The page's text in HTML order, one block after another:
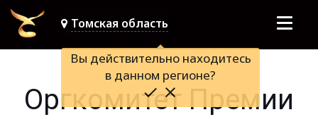
Вы действительно находитесь
в данном регионе?
doneclose
Томская область
Оргкомитет Премии